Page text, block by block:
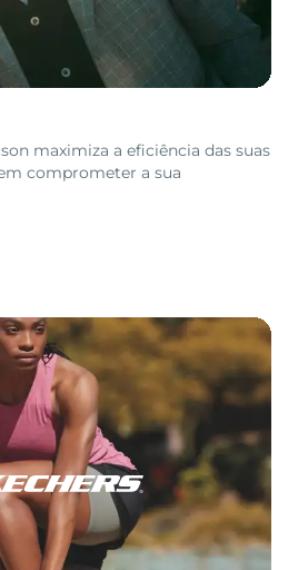
maximiza a eficiência das suas
comprometer a sua